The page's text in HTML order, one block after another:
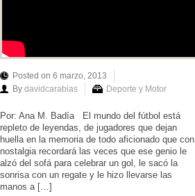
Posted on 6 marzo, 2013
By davidcarabias Deporte y Motor
Por: Ana M. Badía El mundo del fútbol está
repleto de leyendas, de jugadores que dejan
huella en la memoria de todo aficionado que con
nostalgia recordará las veces que ese genio le
alzó del sofá para celebrar un gol, le sacó la
sonrisa con un regate y le hizo llevarse las
manos a […]